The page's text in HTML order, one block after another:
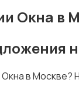
Окна в
в Москве?